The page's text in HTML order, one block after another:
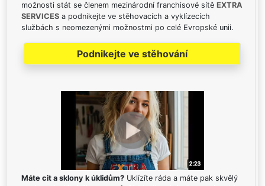
možnosti stát se členem mezinárodní franchisové sítě EXTRA
SERVICES a podnikejte ve stěhovacích a vyklízecích
službách s neomezenými možnostmi po celé Evropské unii.
Podnikejte ve stěhování
Máte cit a sklony k úklidům? Uklízíte ráda a máte pak skvělý